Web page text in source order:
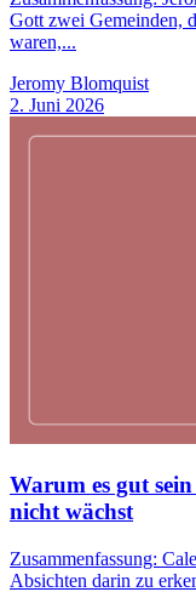
Gott zwei Gemeinden,
waren,...
Jeromy Blomquist
2. Juni 2026
Warum es gut
nicht wächst
Zusammenfassung:
Absichten darin zu